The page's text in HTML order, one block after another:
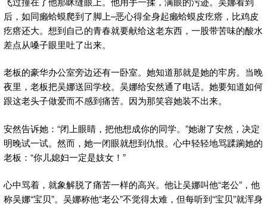
后，如同癞蛤蟆爬到了脚上–恶心得全身起癞蛤蟆皮疙瘩，比鸡皮
疙瘩还大。想到自己的青春就要献给这老东西，一股带苦味的酸水
差点从嗓子眼里吐了出来。
老板的豪华办公室旁边还有一卧室。她知道那就是她的牢房。当晚
夜里，老板把吴娜送回学校。吴娜给安然通了电话。她要知道如何
跟这老头子做爱而不感到痛苦。因为那笑容她装不出来。
安然告诉她：“闭上眼睛，把他想成你的同学。”她谢了安然，决定
明晚试一试。然而，她一闭眼就想到仇恨。心中轻轻地骂蹂躏她的
老板：“你儿媳妇一定是妓女！”
心中骂着，就象解脱了痛苦一样的高兴。他让吴娜叫他“老公”，他
称吴娜“宝贝”。吴娜称他“老公”不觉得太难，但每听到“宝贝”就浑身